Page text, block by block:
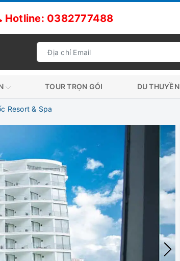
Hotline: 0382777488
TOUR TRỌN GÓI DU THUYỀN
Resort & Spa